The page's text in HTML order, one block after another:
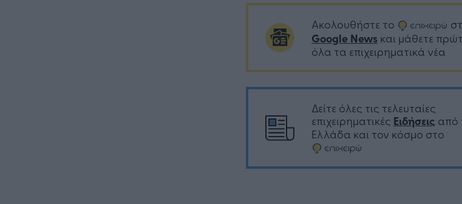
Ακολουθήστε το
Google News και μάθετε
όλα τα επιχειρηματικά νέα
Δείτε όλες τις τελευταίες
επιχειρηματικές Ειδήσεις από
Ελλάδα και τον κόσμο στο